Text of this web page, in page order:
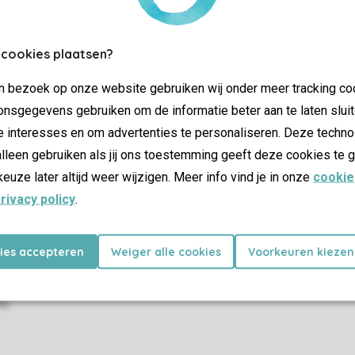
plaatsen?
bezoek op onze website gebruiken wij onder meer tracking
gebruiken om de informatie beter aan te laten
interesses en om advertenties te personaliseren. Deze
gebruiken als jij ons toestemming geeft deze cookies te
later altijd weer wijzigen. Meer info vind je in onze cookie
policy.
accepteren Weiger alle cookies Voorkeuren kiezen
Plus d’infos et préférences
Certificat SSL
Promotions